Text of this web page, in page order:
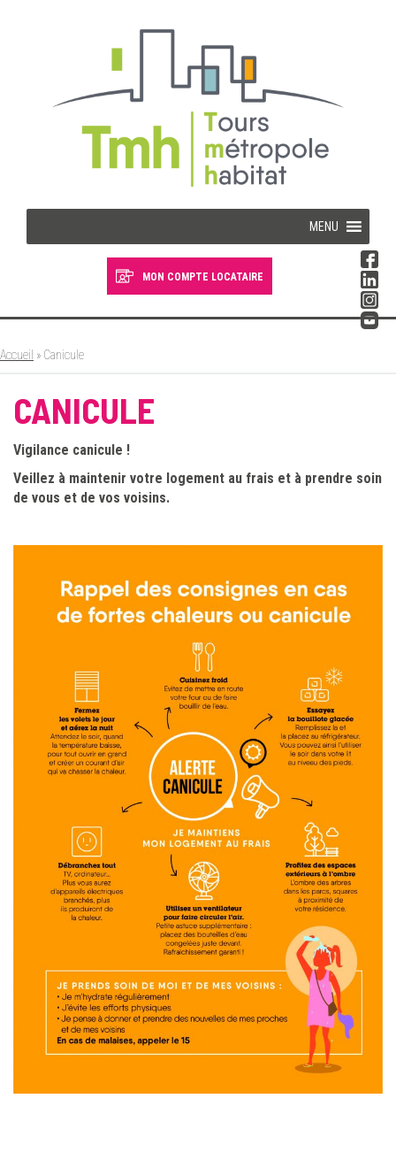
MENU
MON COMPTE LOCATAIRE
Je suis locataire
Accueil » Canicule
CANICULE
Vigilance canicule !
Veillez à maintenir votre logement au frais et à prendre soin
de vous et de vos voisins.